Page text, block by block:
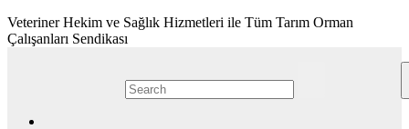
Veteriner Hekim ve Sağlık Hizmetleri ile Tüm Tarım Orman
Çalışanları Sendikası